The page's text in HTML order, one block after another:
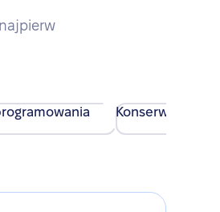
Konserwacja